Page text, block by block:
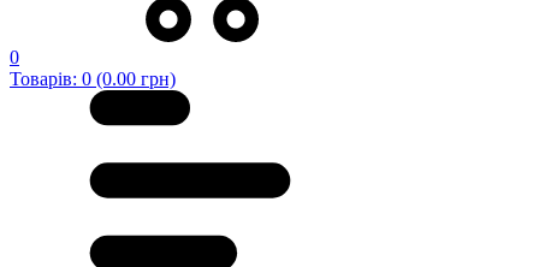
0
Товарів: 0 (0.00 грн)